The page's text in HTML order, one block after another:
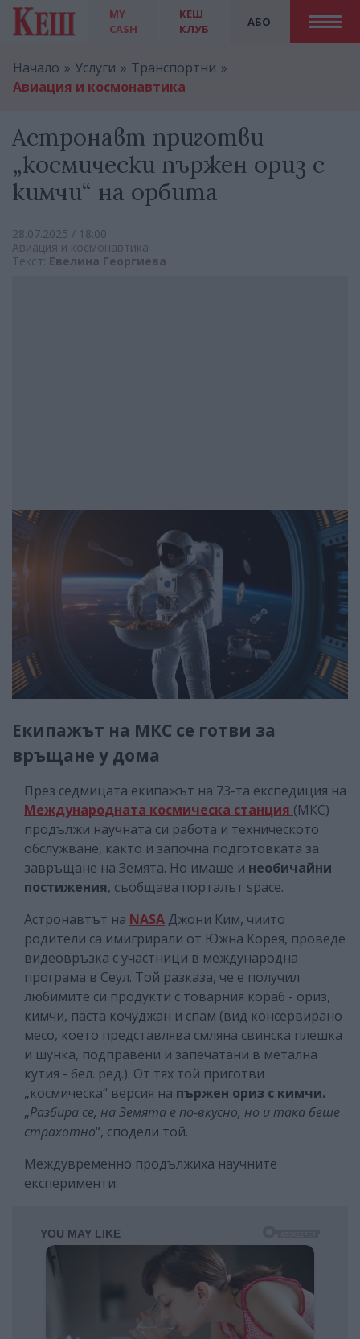
MY
CASH
АБО
КЕШ
КЛУБ
Начало Услуги
Транспортни
Авиация и космонавтика
Астронавт приготви
„космически пържен ориз с
кимчи“ на орбита
28.07.2025 / 18:00
Авиация и космонавтика
Текст: Евелина Георгиева
Екипажът на МКС се готви за
връщане у дома
През седмицата екипажът на 73-та експедиция на
Международната космическа станция (МКС)
продължи научната си работа и техническото
обслужване, както и започна подготовката за
завръщане на Земята. Но имаше и необичайни
постижения, съобщава порталът space.
Астронавтът на NASA Джони Ким, чиито
родители са имигрирали от Южна Корея, проведе
видеовръзка с участници в международна
програма в Сеул. Той разказа, че е получил
любимите си продукти с товарния кораб - ориз,
кимчи, паста кочуджан и спам (вид консервирано
месо, което представлява смляна свинска плешка
и шунка, подправени и запечатани в метална
кутия - бел. ред.). От тях той приготви
„космическа“ версия на пържен ориз с кимчи.
„Разбира се, на Земята е по-вкусно, но и така беше
страхотно“, сподели той.
Междувременно продължиха научните
експерименти: